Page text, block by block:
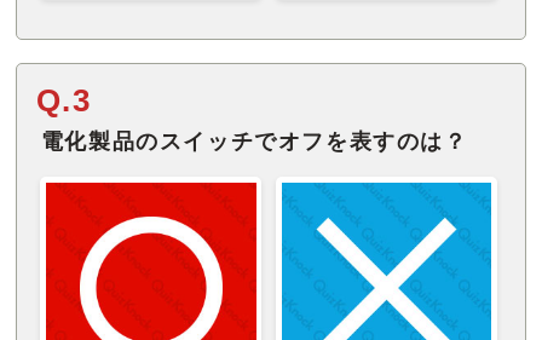
Q.3
電化製品のスイッチでオフを表すのは？